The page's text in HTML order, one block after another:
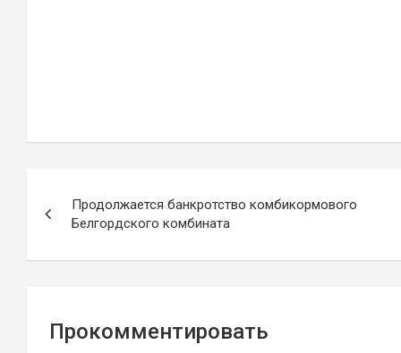
по
записям
Продолжается банкротство комбикормового
Белгордского комбината
Прокомментировать